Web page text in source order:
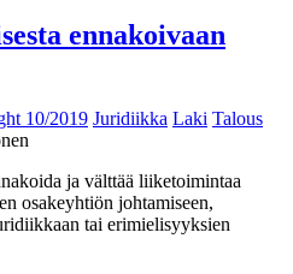
ennakoivaan
10/2019 Juridiikka Laki Talous
ja välttää liiketoimintaa
osakeyhtiön johtamiseen,
tai erimielisyyksien